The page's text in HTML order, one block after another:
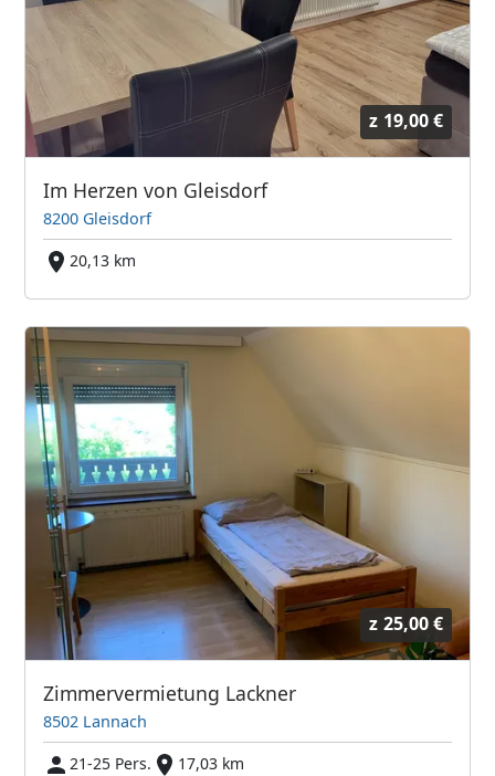
z 19,00 €
Im Herzen von Gleisdorf
8200 Gleisdorf
20,13 km
z 25,00 €
Zimmervermietung Lackner
8502 Lannach
21-25 Pers.
17,03 km